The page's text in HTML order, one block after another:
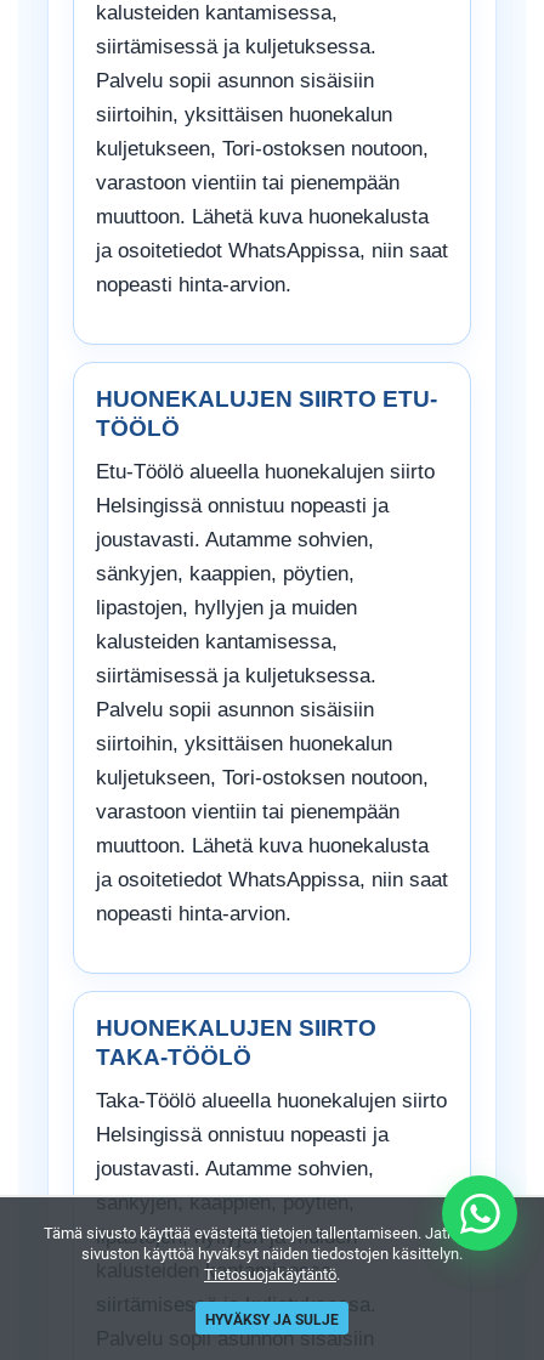
kalusteiden kantamisessa,
siirtämisessä ja kuljetuksessa.
Palvelu sopii asunnon sisäisiin
siirtoihin, yksittäisen huonekalun
kuljetukseen, Tori-ostoksen noutoon,
varastoon vientiin tai pienempään
muuttoon. Lähetä kuva huonekalusta
ja osoitetiedot WhatsAppissa, niin saat
nopeasti hinta-arvion.
HUONEKALUJEN SIIRTO ETU-
TÖÖLÖ
Etu-Töölö alueella huonekalujen siirto
Helsingissä onnistuu nopeasti ja
joustavasti. Autamme sohvien,
sänkyjen, kaappien, pöytien,
lipastojen, hyllyjen ja muiden
kalusteiden kantamisessa,
siirtämisessä ja kuljetuksessa.
Palvelu sopii asunnon sisäisiin
siirtoihin, yksittäisen huonekalun
kuljetukseen, Tori-ostoksen noutoon,
varastoon vientiin tai pienempään
muuttoon. Lähetä kuva huonekalusta
ja osoitetiedot WhatsAppissa, niin saat
nopeasti hinta-arvion.
HUONEKALUJEN SIIRTO
TAKA-TÖÖLÖ
Taka-Töölö alueella huonekalujen siirto
Helsingissä onnistuu nopeasti ja
joustavasti. Autamme sohvien,
sänkyjen, kaappien, pöytien,
lipastojen, hyllyjen ja muiden
kalusteiden kantamisessa,
siirtämisessä ja kuljetuksessa.
Palvelu sopii asunnon sisäisiin
Tämä sivusto käyttää evästeitä tietojen tallentamiseen. Jatkamalla
sivuston käyttöä hyväksyt näiden tiedostojen käsittelyn.
Tietosuojakäytäntö.
HYVÄKSY JA SULJE